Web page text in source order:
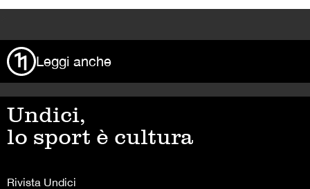
Leggi anche
Undici,
lo sport è cultura
Rivista Undici